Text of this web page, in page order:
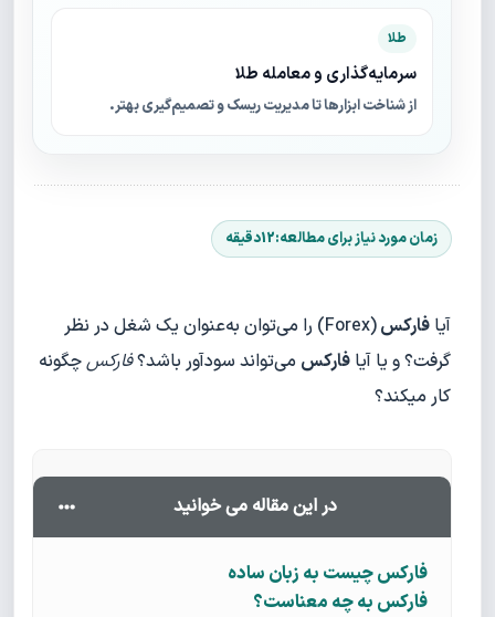
طلا
سرمایه‌گذاری و معامله طلا
از شناخت ابزارها تا مدیریت ریسک و تصمیم‌گیری بهتر.
آیا فارکس
(Forex) را می‌توان به‌عنوان یک شغل در نظر
گرفت؟ و یا آیا فارکس می‌تواند سودآور باشد؟فارکسچگونه
کار میکند؟
در این مقاله می خوانید
فارکس چیست به زبان ساده
فارکس به چه معناست؟